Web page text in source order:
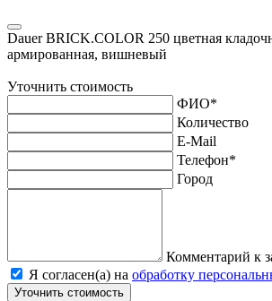
Dauer BRICK.COLOR 250 цветная
армированная, вишневый
Уточнить стоимость
ФИО*
Количество
E-Mail
Телефон*
Город
Комментарий к
Я согласен(а) на обработку
Уточнить стоимость